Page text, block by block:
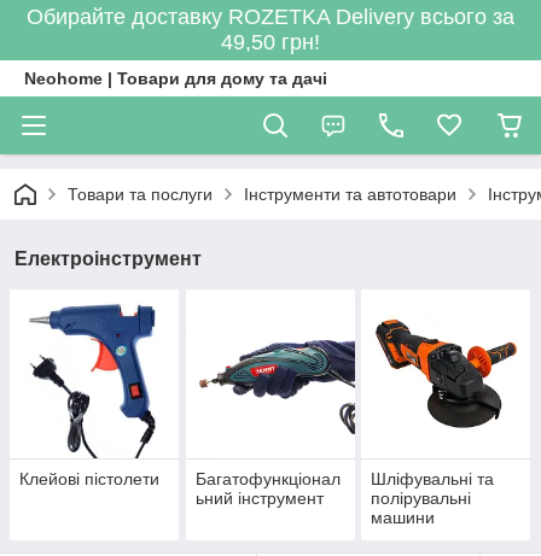
Обирайте доставку ROZETKA Delivery всього за
49,50 грн!
Neohome | Товари для дому та дачі
Товари та послуги Інструменти та автотовари
Електроінструмент
Клейові пістолети
Багатофункціонал
ьний інструмент
Шліфувальні та
полірувальні
машини